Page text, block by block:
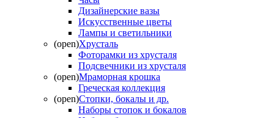
Дизайнерские вазы
Искусственные цветы
Лампы и светильники
(open)Хрусталь
Фоторамки из хрусталя
Подсвечники из хрусталя
(open)Мраморная крошка
Греческая коллекция
(open)Стопки, бокалы и др.
Наборы стопок и бокалов